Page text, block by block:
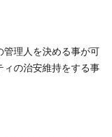
管理人を決める事が可
ィの治安維持をする事